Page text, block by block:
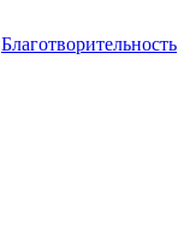
Благотворительность